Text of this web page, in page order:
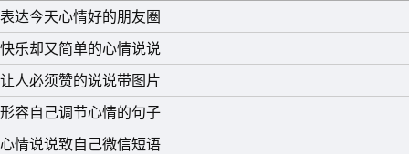
表达今天心情好的朋友圈
快乐却又简单的心情说说
让人必须赞的说说带图片
形容自己调节心情的句子
心情说说致自己微信短语